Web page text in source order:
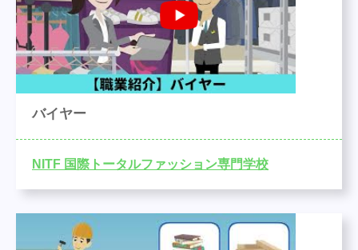
バイヤー
NITF 国際トータルファッション専門学校